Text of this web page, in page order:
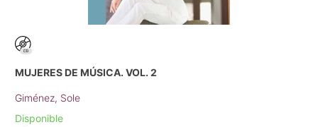
MUJERES DE MÚSICA. VOL. 2
Giménez, Sole
Disponible